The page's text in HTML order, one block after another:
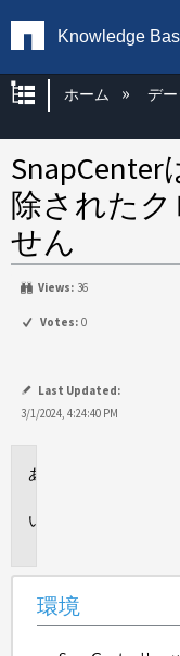
Knowledge
グローバ
ホーム デ
除された
せん
Views: 36
Votes: 0
Last Updated:
3/1/2024, 4:24:40 PM
環境